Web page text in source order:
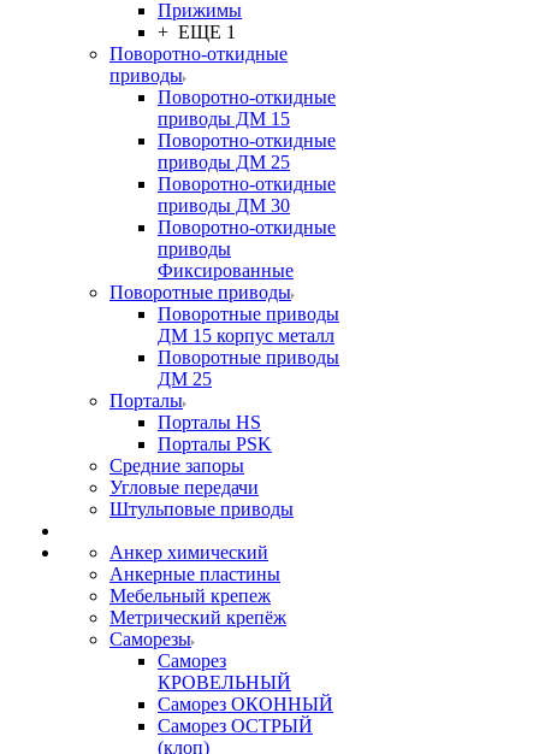
Прижимы
+ ЕЩЕ 1
Поворотно-откидные
приводы
Поворотно-откидные
приводы ДМ 15
Поворотно-откидные
приводы ДМ 25
Поворотно-откидные
приводы ДМ 30
Поворотно-откидные
приводы
Фиксированные
Поворотные приводы
Поворотные приводы
ДМ 15 корпус металл
Поворотные приводы
ДМ 25
Порталы
Порталы HS
Порталы PSK
Средние запоры
Угловые передачи
Штульповые приводы
Анкер химический
Анкерные пластины
Мебельный крепеж
Метрический крепёж
Саморезы
Саморез
КРОВЕЛЬНЫЙ
Саморез ОКОННЫЙ
Саморез ОСТРЫЙ
(клоп)